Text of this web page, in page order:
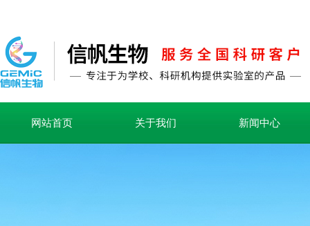
网站首页 关于我们 新闻中心